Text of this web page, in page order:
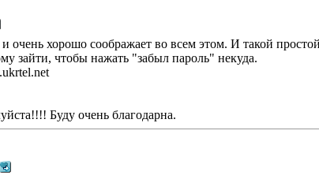
очень хорошо соображает во всем этом. И такой
зайти, чтобы нажать "забыл пароль" некуда.
Буду очень благодарна.